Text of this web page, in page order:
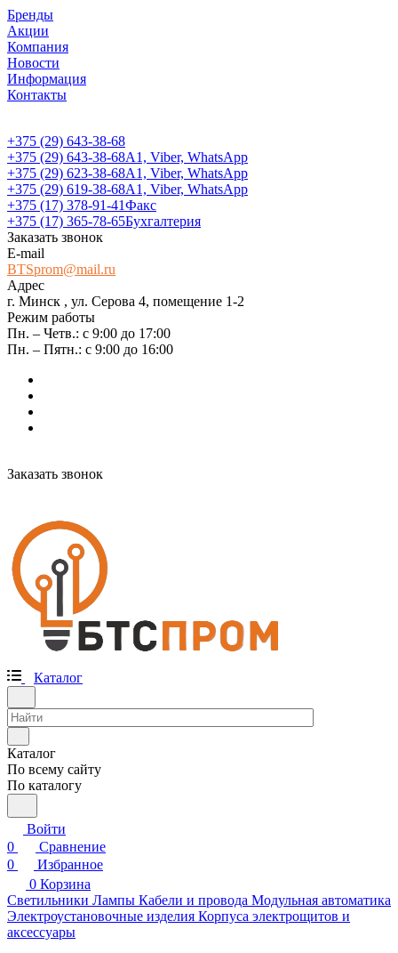
Бренды
Акции
Компания
Новости
Информация
Контакты
+375 (29) 643-38-68
+375 (29) 643-38-68А1, Viber, WhatsApp
+375 (29) 623-38-68А1, Viber, WhatsApp
+375 (29) 619-38-68А1, Viber, WhatsApp
+375 (17) 378-91-41Факс
+375 (17) 365-78-65Бухгалтерия
Заказать звонок
E-mail
BTSprom@mail.ru
Адрес
г. Минск , ул. Серова 4, помещение 1-2
Режим работы
Пн. – Четв.: с 9:00 до 17:00
Пн. – Пятн.: с 9:00 до 16:00
Заказать звонок
Каталог
Каталог
По всему сайту
По каталогу
Войти
0
Сравнение
0
Избранное
0 Корзина
Светильники Лампы Кабели и провода Модульная автоматика
Электроустановочные изделия Корпуса электрощитов и
аксессуары